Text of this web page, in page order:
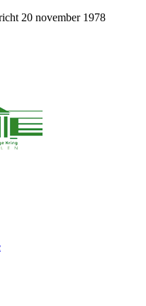
20 november 1978